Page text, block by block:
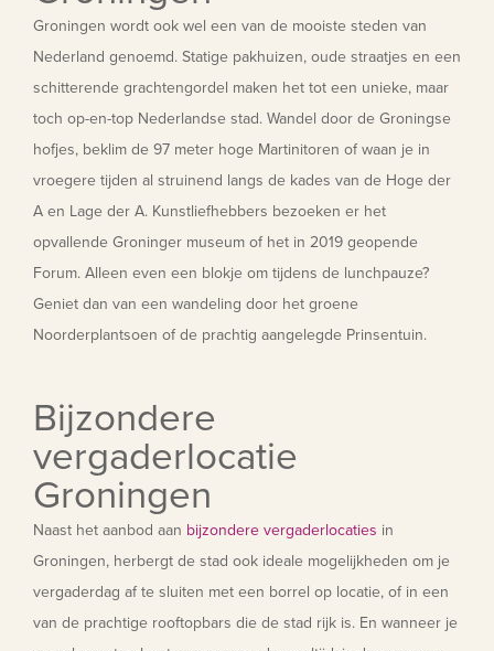
Groningen wordt ook wel een van de mooiste steden van
Nederland genoemd. Statige pakhuizen, oude straatjes en een
schitterende grachtengordel maken het tot een unieke, maar
toch op-en-top Nederlandse stad. Wandel door de Groningse
hofjes, beklim de 97 meter hoge Martinitoren of waan je in
vroegere tijden al struinend langs de kades van de Hoge der
A en Lage der A. Kunstliefhebbers bezoeken er het
opvallende Groninger museum of het in 2019 geopende
Forum. Alleen even een blokje om tijdens de lunchpauze?
Geniet dan van een wandeling door het groene
Noorderplantsoen of de prachtig aangelegde Prinsentuin.
Bijzondere
vergaderlocatie
Groningen
Naast het aanbod aan bijzondere vergaderlocaties in
Groningen, herbergt de stad ook ideale mogelijkheden om je
vergaderdag af te sluiten met een borrel op locatie, of in een
van de prachtige rooftopbars die de stad rijk is. En wanneer je